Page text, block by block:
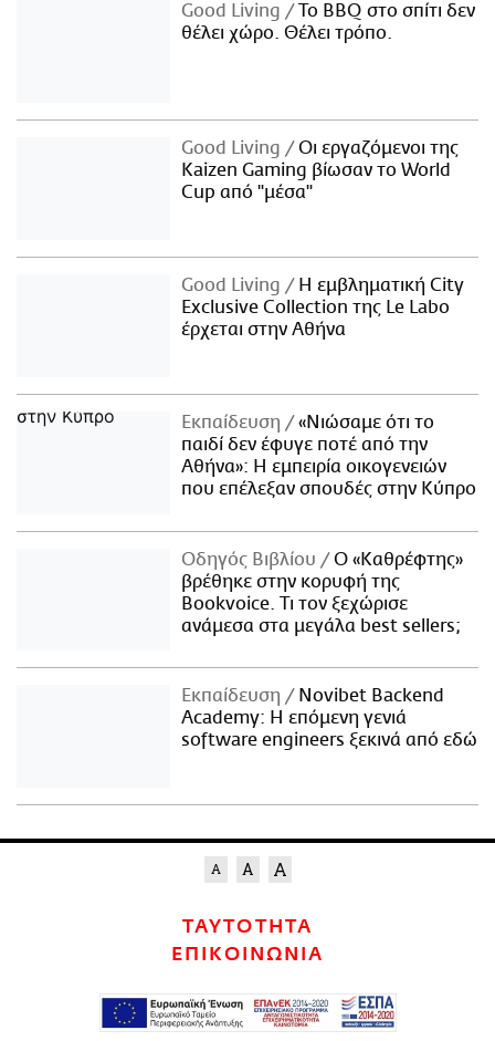
Good Living
Το BBQ στο σπίτι δεν
θέλει χώρο. Θέλει τρόπο.
Good Living
Οι εργαζόμενοι της
Kaizen Gaming βίωσαν το World
Cup από "μέσα"
Good Living
Η εμβληματική City
Exclusive Collection της Le Labo
έρχεται στην Αθήνα
Εκπαίδευση
«Νιώσαμε ότι το
παιδί δεν έφυγε ποτέ από την
Αθήνα»: Η εμπειρία οικογενειών
που επέλεξαν σπουδές στην Κύπρο
Οδηγός Βιβλίου
Ο «Καθρέφτης»
βρέθηκε στην κορυφή της
Bookvoice. Τι τον ξεχώρισε
ανάμεσα στα μεγάλα best sellers;
Εκπαίδευση
Novibet Backend
Academy: Η επόμενη γενιά
software engineers ξεκινά από εδώ
ΤΑΥΤΟΤΗΤΑ
ΕΠΙΚΟΙΝΩΝΙΑ